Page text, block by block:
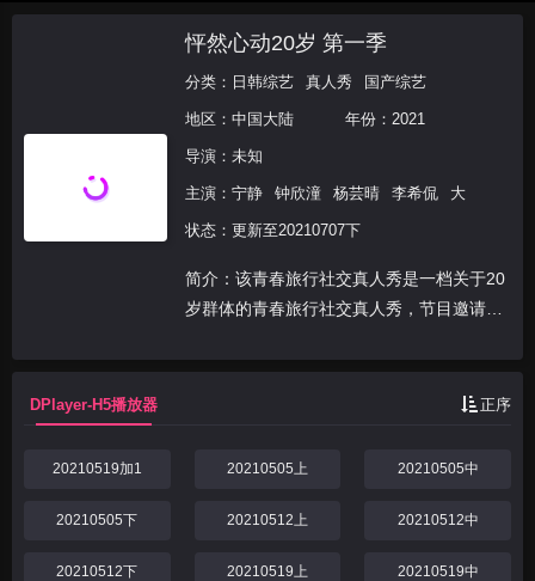
怦然心动20岁 第一季
分类： 日韩综艺 真人秀 国产综艺
地区： 中国大陆 年份： 2021
导演：未知
主演： 宁静 钟欣潼 杨芸晴 李希侃 大
状态：更新至20210707下
简介：该青春旅行社交真人秀是一档关于20
岁群体的青春旅行社交真人秀，节目邀请10
边缘”的他们，将在这趟奇幻旅程中遇见挚
友、邂逅爱情、袒露心声，完成关于青春的
DPlayer-H5播放器 正序
20210519加1 20210505上 20210505中
20210505下 20210512上 20210512中
20210512下 20210519上 20210519中